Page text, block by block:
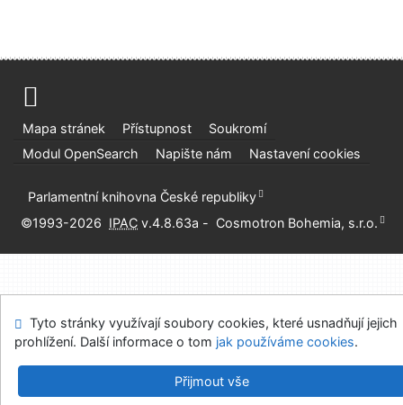
Mapa stránek Přístupnost
Soukromí
Modul OpenSearch
Napište nám Nastavení cookies
Parlamentní knihovna České republiky
©1993-2026 IPAC v.4.8.63a - Cosmotron Bohemia, s.r.o.
Tyto stránky využívají soubory cookies, které usnadňují jejich
prohlížení. Další informace o tom jak používáme cookies.
Přijmout vše